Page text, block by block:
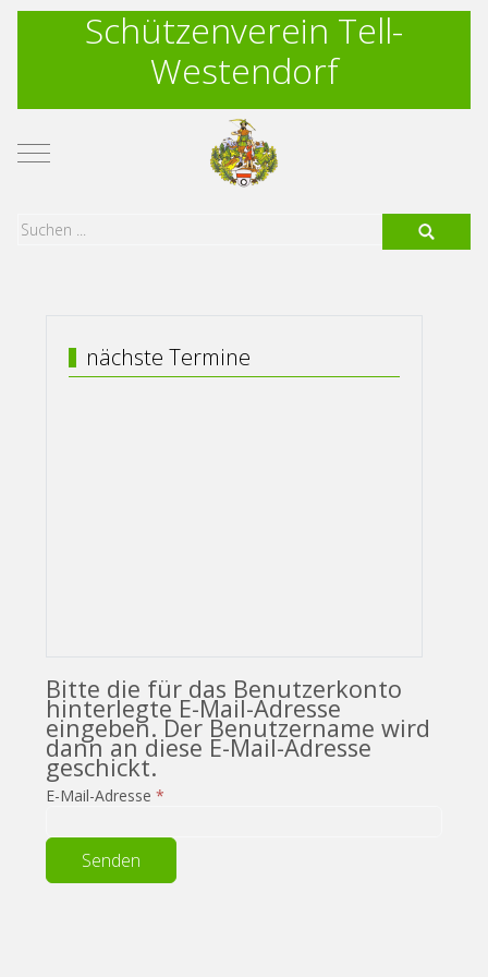
Schützenverein Tell-
Westendorf
Mobile Menu Toggle
nächste Termine
Bitte die für das Benutzerkonto
hinterlegte E-Mail-Adresse
eingeben. Der Benutzername wird
dann an diese E-Mail-Adresse
geschickt.
E-Mail-Adresse *
Senden